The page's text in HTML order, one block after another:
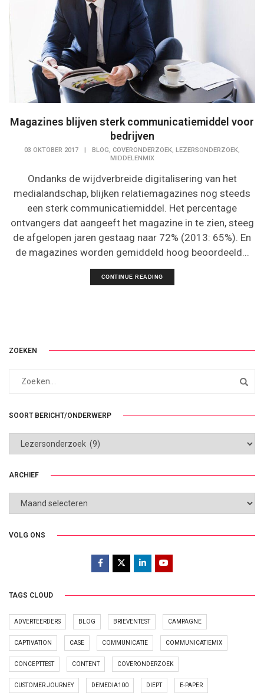
Magazines blijven sterk communicatiemiddel voor
bedrijven
03 OKTOBER 2017 | BLOG, COVERONDERZOEK, LEZERSONDERZOEK,
MIDDELENMIX
Ondanks de wijdverbreide digitalisering van het
medialandschap, blijken relatiemagazines nog steeds
een sterk communicatiemiddel. Het percentage
ontvangers dat aangeeft het magazine in te zien, steeg
de afgelopen jaren gestaag naar 72% (2013: 65%). En
de magazines worden gemiddeld hoog beoordeeld...
CONTINUE READING
ZOEKEN
SOORT BERICHT/ONDERWERP
SOORT
BERICHT/ONDERWERP
ARCHIEF
ARCHIEF
VOLG ONS
TAGS CLOUD
ADVERTEERDERS BLOG BRIEVENTEST CAMPAGNE
CAPTIVATION CASE COMMUNICATIE COMMUNICATIEMIX
CONCEPTTEST CONTENT COVERONDERZOEK
CUSTOMER JOURNEY DEMEDIA100 DIEPT E-PAPER